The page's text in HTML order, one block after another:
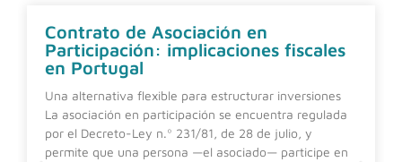
Contrato de Asociación en
Participación: implicaciones fiscales
en Portugal
Una alternativa flexible para estructurar inversiones
La asociación en participación se encuentra regulada
por el Decreto-Ley n.º 231/81, de 28 de julio, y
permite que una persona —el asociado— participe en